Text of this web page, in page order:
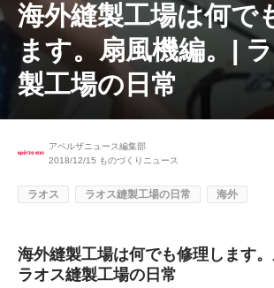
海外縫製工場は何で
ます。扇風機編。|
製工場の日常
アペルザニュース編集部
2018/12/15 ものづくりニュース
ラオス ラオス縫製工場の日常 海外
海外縫製工場は何でも修理します。
ラオス縫製工場の日常